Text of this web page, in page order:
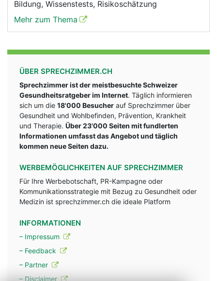
Bildung, Wissenstests, Risikoschätzung
Mehr zum Thema
ÜBER SPRECHZIMMER.CH
Sprechzimmer ist der meistbesuchte Schweizer
Gesundheitsratgeber im Internet. Täglich informieren
sich um die 18'000 Besucher auf Sprechzimmer über
Gesundheit und Wohlbefinden, Prävention, Krankheit
und Therapie. Über 23'000 Seiten mit fundlerten
Informationen umfasst das Angebot und täglich
kommen neue Seiten dazu.
WERBEMÖGLICHKEITEN AUF SPRECHZIMMER
Für Ihre Werbebotschaft, PR-Kampagne oder
Kommunikationsstrategie mit Bezug zu Gesundheit oder
Medizin ist sprechzimmer.ch die ideale Platform
INFORMATIONEN
– Impressum
– Feedback
– Partner
– Disclaimer